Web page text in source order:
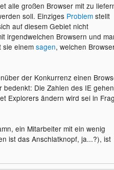
alle großen Browser mit zu
soll. Einziges Problemstellt
auf diesem Gebiet nicht
irgendwelchen Browsern und
sie einem sagen, welchen
der Konkurrenz einen
bedenkt: Die Zahlen des IE gehen
Explorers ändern wird sei in
ein Mitarbeiter mit ein wenig
ist das Anschlatknopf, ja...?), ist